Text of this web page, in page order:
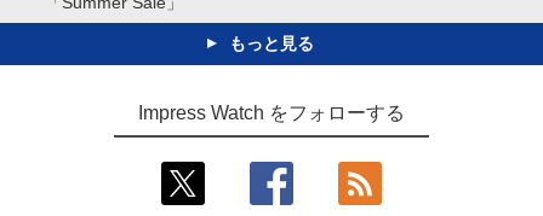
もっと見る
Impress Watch をフォローする